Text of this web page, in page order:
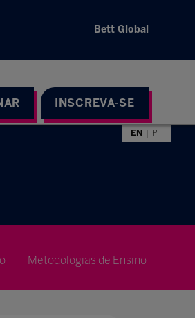
Bett Global
INSCREVA-SE
EN PT
Metodologias de Ensino